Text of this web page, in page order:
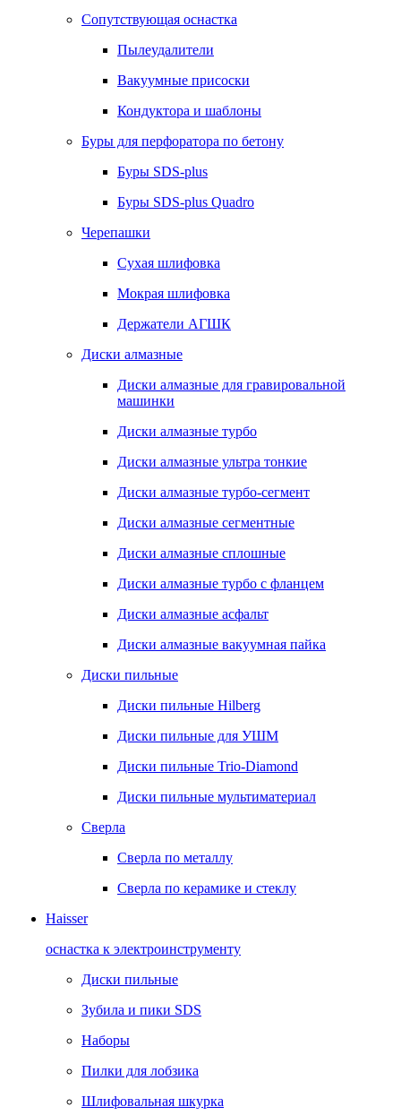
Сопутствующая оснастка
Пылеудалители
Вакуумные присоски
Кондуктора и шаблоны
Буры для перфоратора по бетону
Буры SDS-plus
Буры SDS-plus Quadro
Черепашки
Сухая шлифовка
Мокрая шлифовка
Держатели АГШК
Диски алмазные
Диски алмазные для гравировальной
машинки
Диски алмазные турбо
Диски алмазные ультра тонкие
Диски алмазные турбо-сегмент
Диски алмазные сегментные
Диски алмазные сплошные
Диски алмазные турбо с фланцем
Диски алмазные асфальт
Диски алмазные вакуумная пайка
Диски пильные
Диски пильные Hilberg
Диски пильные для УШМ
Диски пильные Trio-Diamond
Диски пильные мультиматериал
Сверла
Сверла по металлу
Сверла по керамике и стеклу
Haisser
оснастка к электроинструменту
Диски пильные
Зубила и пики SDS
Наборы
Пилки для лобзика
Шлифовальная шкурка